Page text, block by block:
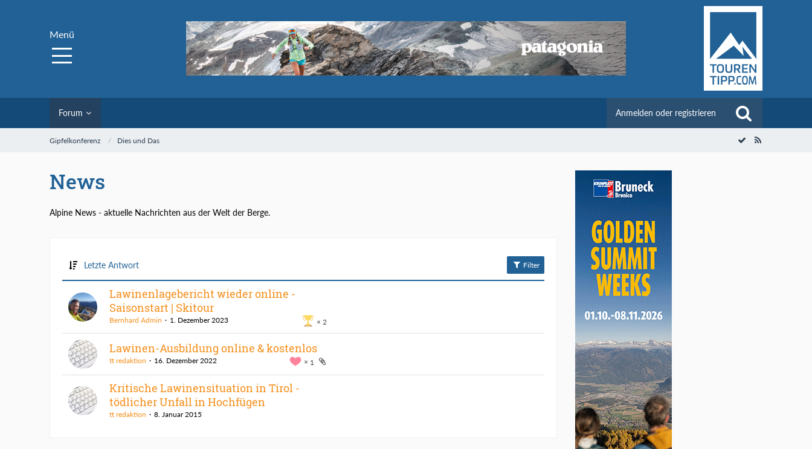
Menü
Forum Anmelden oder registrieren
Gipfelkonferenz Dies und Das
News
Alpine News - aktuelle Nachrichten aus der Welt der Berge.
Letzte Antwort Filter
Lawinenlagebericht wieder online -
Saisonstart | Skitour
2
Bernhard Admin 1. Dezember 2023
Lawinen-Ausbildung online & kostenlos
1
tt redaktion 16. Dezember 2022
Kritische Lawinensituation in Tirol -
tödlicher Unfall in Hochfügen
tt redaktion 8. Januar 2015